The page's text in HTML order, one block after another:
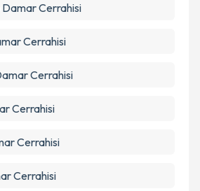
Damar Cerrahisi
Cerrahisi
Cerrahisi
Cerrahisi
Cerrahisi
Cerrahisi